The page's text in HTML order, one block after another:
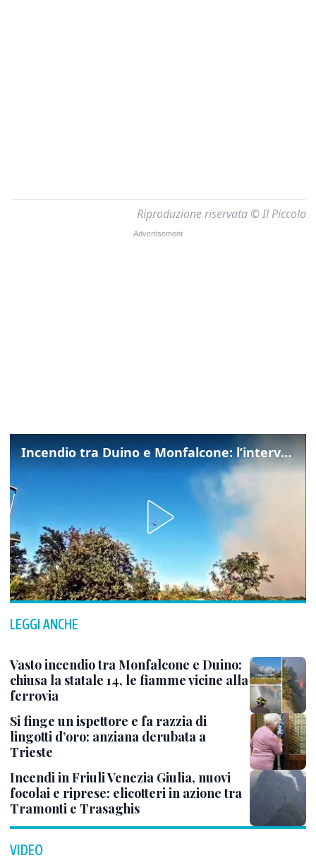
Riproduzione riservata © Il Piccolo
Incendio tra Duino e Monfalcone: l’intervento dei vigili del fuoco
LEGGI ANCHE
Vasto incendio tra Monfalcone e Duino:
chiusa la statale 14, le fiamme vicine alla
ferrovia
Si finge un ispettore e fa razzia di
lingotti d’oro: anziana derubata a
Trieste
Incendi in Friuli Venezia Giulia, nuovi
focolai e riprese: elicotteri in azione tra
Tramonti e Trasaghis
VIDEO